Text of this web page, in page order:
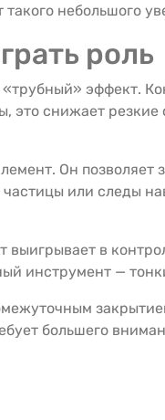
небольшого
роль
эффект.
это снижает
Он
или следы
в
инструмент —
большего